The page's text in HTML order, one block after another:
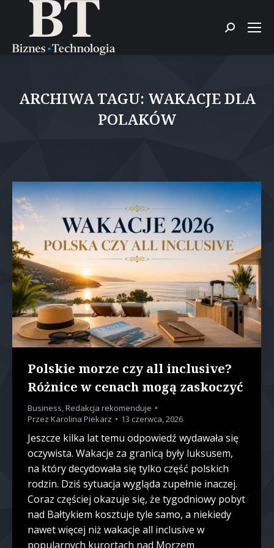
Szukaj:
ARCHIWA TAGU: WAKACJE DLA
POLAKÓW
Polskie morze czy all inclusive?
Różnice w cenach mogą zaskoczyć
Business,Redakcja rekomenduje
Przez Karolina Piekarz 13 czerwca, 2026
Jeszcze kilka lat temu odpowiedź wydawała się
oczywista. Wakacje za granicą były luksusem,
na który decydowała się tylko część polskich
rodzin. Dziś sytuacja wygląda zupełnie inaczej.
Coraz częściej okazuje się, że tygodniowy pobyt
nad Bałtykiem kosztuje tyle samo, a niekiedy
nawet więcej niż wakacje all inclusive w
popularnych kurortach nad Morzem